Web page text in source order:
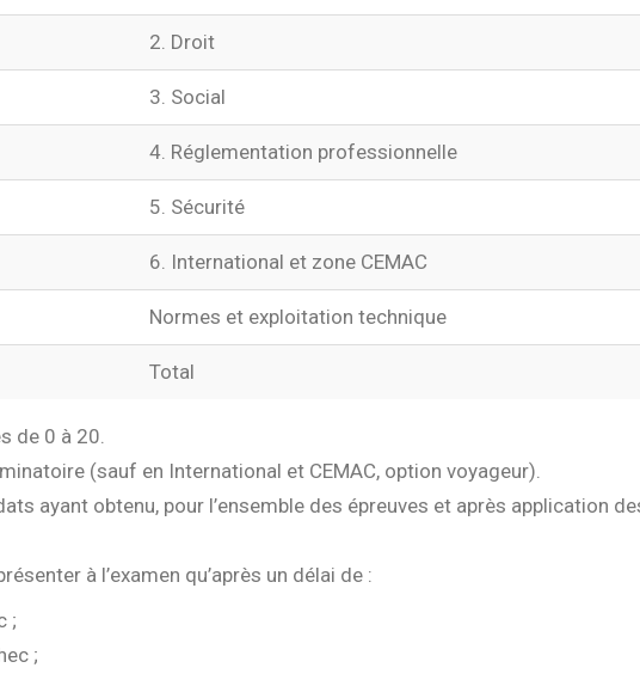
2. Droit
3. Social
4. Réglementation professionnelle
5. Sécurité
6. International et zone CEMAC
Normes et exploitation technique
Total
de 0 à 20.
(sauf en International et CEMAC, option voyageur).
ayant obtenu, pour l’ensemble des épreuves et après application
à l’examen qu’après un délai de :
;
;